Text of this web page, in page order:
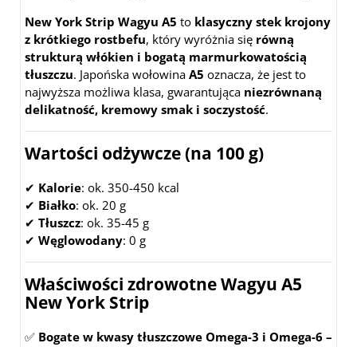
New York Strip Wagyu A5 to klasyczny stek krojony
z krótkiego rostbefu, który wyróżnia się równą
strukturą włókien i bogatą marmurkowatością
tłuszczu. Japońska wołowina A5 oznacza, że jest to
najwyższa możliwa klasa, gwarantująca niezrównaną
delikatność, kremowy smak i soczystość.
Wartości odżywcze (na 100 g)
✔ Kalorie: ok. 350-450 kcal
✔ Białko: ok. 20 g
✔ Tłuszcz: ok. 35-45 g
✔ Węglowodany: 0 g
Właściwości zdrowotne Wagyu A5
New York Strip
✅ Bogate w kwasy tłuszczowe Omega-3 i Omega-6 –